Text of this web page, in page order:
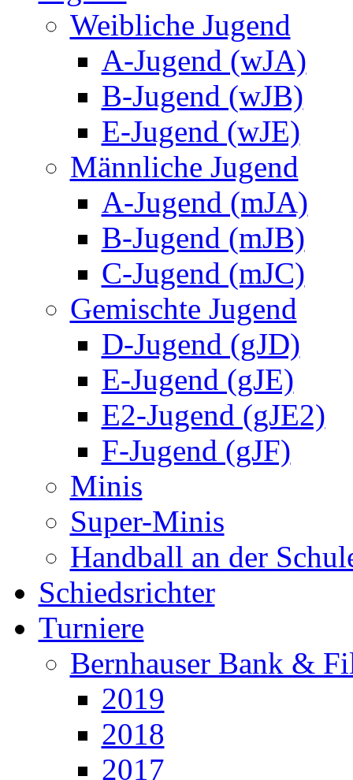
Weibliche Jugend
A-Jugend (wJA)
B-Jugend (wJB)
E-Jugend (wJE)
Männliche Jugend
A-Jugend (mJA)
B-Jugend (mJB)
C-Jugend (mJC)
Gemischte Jugend
D-Jugend (gJD)
E-Jugend (gJE)
E2-Jugend (gJE2)
F-Jugend (gJF)
Minis
Super-Minis
Handball an der
Schiedsrichter
Turniere
Bernhauser Bank &
2019
2018
2017